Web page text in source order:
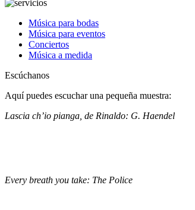
Música para bodas
Música para eventos
Conciertos
Música a medida
Escúchanos
Aquí puedes escuchar una pequeña muestra:
Lascia ch’io pianga, de Rinaldo: G. Haendel
Every breath you take: The Police